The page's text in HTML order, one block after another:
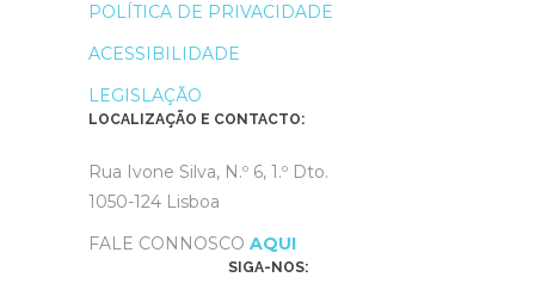
POLÍTICA DE PRIVACIDADE
ACESSIBILIDADE
LEGISLAÇÃO
LOCALIZAÇÃO E CONTACTO:
Rua Ivone Silva, N.º 6, 1.º Dto.
1050-124 Lisboa
FALE CONNOSCO AQUI
SIGA-NOS: